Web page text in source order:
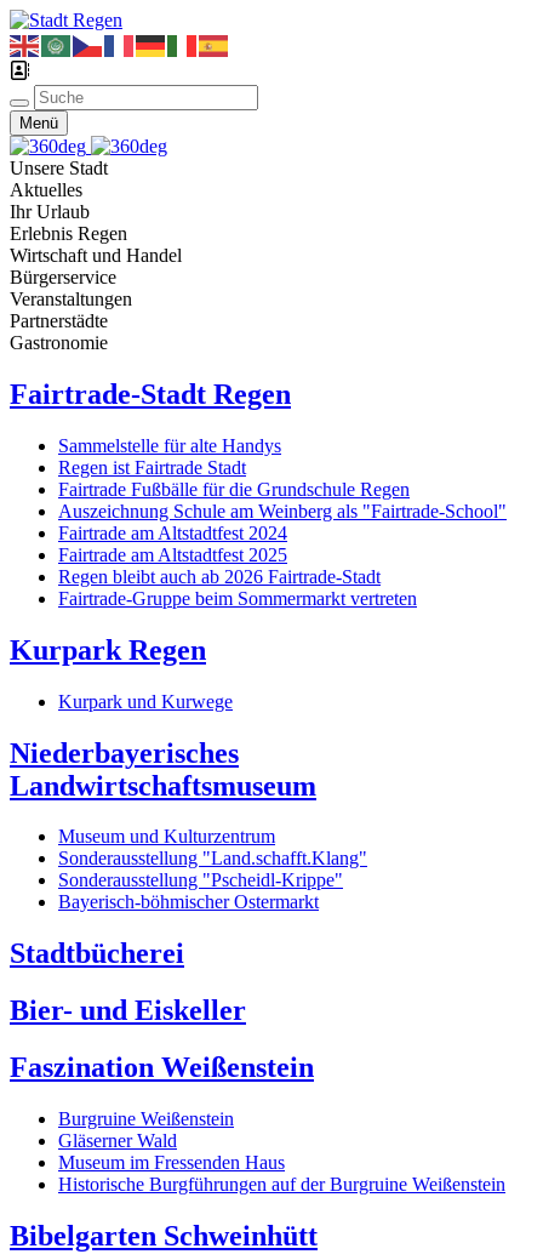
Menü
Unsere Stadt
Aktuelles
Ihr Urlaub
Erlebnis Regen
Wirtschaft und Handel
Bürgerservice
Veranstaltungen
Partnerstädte
Gastronomie
Fairtrade-Stadt Regen
Sammelstelle für alte Handys
Regen ist Fairtrade Stadt
Fairtrade Fußbälle für die Grundschule Regen
Auszeichnung Schule am Weinberg als "Fairtrade-School"
Fairtrade am Altstadtfest 2024
Fairtrade am Altstadtfest 2025
Regen bleibt auch ab 2026 Fairtrade-Stadt
Fairtrade-Gruppe beim Sommermarkt vertreten
Kurpark Regen
Kurpark und Kurwege
Niederbayerisches
Landwirtschaftsmuseum
Museum und Kulturzentrum
Sonderausstellung "Land.schafft.Klang"
Sonderausstellung "Pscheidl-Krippe"
Bayerisch-böhmischer Ostermarkt
Stadtbücherei
Bier- und Eiskeller
Faszination Weißenstein
Burgruine Weißenstein
Gläserner Wald
Museum im Fressenden Haus
Historische Burgführungen auf der Burgruine Weißenstein
Bibelgarten Schweinhütt